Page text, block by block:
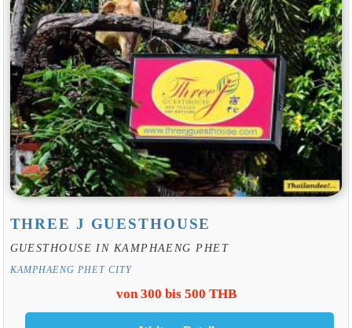
THREE J GUESTHOUSE
GUESTHOUSE IN KAMPHAENG PHET
KAMPHAENG PHET CITY
von 300 bis 500 THB